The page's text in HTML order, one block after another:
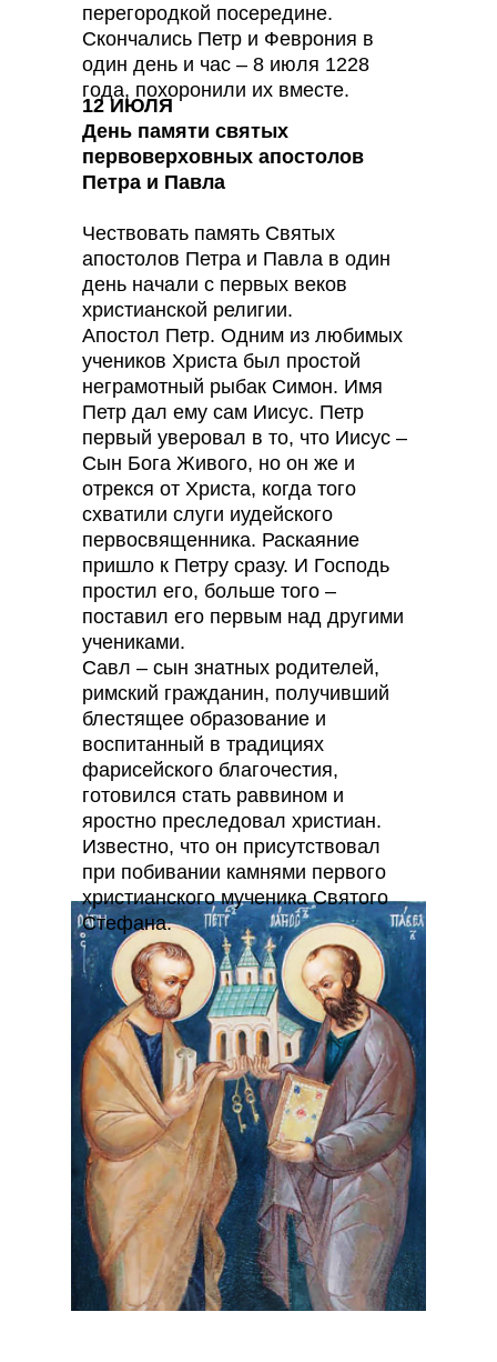
12 ИЮЛЯ
День памяти святых
первоверховных апостолов
Петра и Павла
Чествовать память Святых
апостолов Петра и Павла в один
день начали с первых веков
христианской религии.
Апостол Петр. Одним из любимых
учеников Христа был простой
неграмотный рыбак Симон. Имя
Петр дал ему сам Иисус. Петр
первый уверовал в то, что Иисус –
Сын Бога Живого, но он же и
отрекся от Христа, когда того
схватили слуги иудейского
первосвященника. Раскаяние
пришло к Петру сразу. И Господь
простил его, больше того –
поставил его первым над другими
учениками.
Савл – сын знатных родителей,
римский гражданин, получивший
блестящее образование и
воспитанный в традициях
фарисейского благочестия,
готовился стать раввином и
яростно преследовал христиан.
Известно, что он присутствовал
при побивании камнями первого
христианского мученика Святого
Стефана.
перегородкой посередине.
Скончались Петр и Феврония в
один день и час – 8 июля 1228
года, похоронили их вместе.